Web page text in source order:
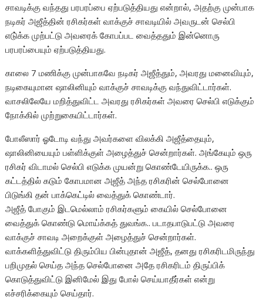
சாவடிக்கு வந்தது பரபரப்பை ஏற்படுத்தியது என்றால், அதற்கு முன்பாக
நடிகர் அஜீத்தின் ரசிகர்கள் வாக்குச் சாவடியில் அவருடன் செல்பி
எடு்க்க முற்பட்டு அவரைக் கோபப்பட வைத்ததும் இன்னொரு
பரபரப்பையும் ஏற்படுத்தியது.
காலை 7 மணிக்கு முன்பாகவே நடிகர் அஜீத்தும், அவரது மனைவியும்,
நடிகையுமான ஷாலினியும் வாக்குச் சாவடிக்கு வந்துவிட்டார்கள்.
வாசலிலேயே மறித்துவிட்ட அவரது ரசிகர்கள் அவரை செல்பி எடுக்கும்
நோக்கில் முற்றுகையிட்டார்கள்.
போலீஸார் ஓடோடி வந்து அவர்களை விலக்கி அஜீத்தையும்,
ஷாலினியையும் பள்ளிக்குள் அழைத்துச் சென்றார்கள். அங்கேயும் ஒரு
ரசிகர் விடாமல் செல்பி எடுக்க முயன்று கொண்டேயிருக்க.. ஒரு
கட்டத்தில் கடும் கோபமான அஜீத் அந்த ரசிகரின் செல்போனை
பிடுங்கி தன் பாக்கெட்டில் வைத்துக் கொண்டார்.
அஜீத் போகும் இடமெல்லாம் ரசிகர்களும் கையில் செல்போனை
வைத்துக் கொண்டு மொய்க்கத் துவங்க.. படாதபாடுபட்டு அவரை
வாக்குச் சாவடி அறைக்குள் அழைத்துச் சென்றார்கள்.
வாக்களித்துவிட்டு திரும்பிய பின்புதான் அஜீத், தனது ரசிகரிடமிருந்து
பறிமுதல் செய்த அந்த செல்போனை அதே ரசிகரிடம் திருப்பிக்
கொடுத்துவிட்டு இனிமேல் இது போல் செய்யாதீர்கள் என்று
எச்சரிக்கையும் செய்தார்.